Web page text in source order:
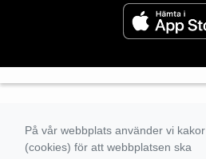
På vår webbplats använder vi kakor
(cookies) för att webbplatsen ska